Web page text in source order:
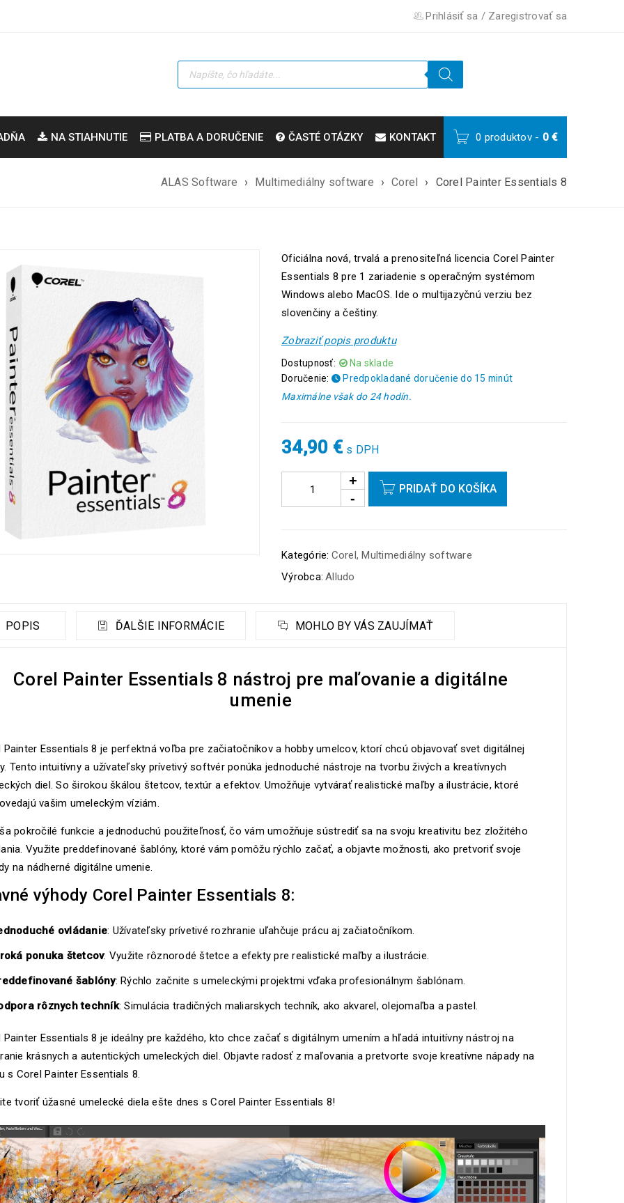
Prihlásiť sa / Zaregistrovať sa
NA STIAHNUTIE PLATBA A DORUČENIE ČASTÉ OTÁZKY KONTAKT 0 produktov - 0€
ALAS Software › Multimediálny software › Corel › Corel Painter Essentials 8
Oficiálna nová, trvalá a prenositeľná licencia Corel Painter
Essentials 8 pre 1 zariadenie s operačným systémom
Windows alebo MacOS. Ide o multijazyčnú verziu bez
slovenčiny a češtiny.
Zobraziť popis produktu
Dostupnosť:
Na sklade
Doručenie:
Predpokladané doručenie do 15 minút
Maximálne však do 24 hodín.
34,90 € s DPH
PRIDAŤ DO KOŠÍKA
Kategórie: Corel,Multimediálny software
Výrobca: Alludo
POPIS ĎALŠIE INFORMÁCIE MOHLO BY VÁS ZAUJÍMAŤ
Corel Painter Essentials 8 nástroj pre maľovanie a digitálne
umenie
Painter Essentials 8 je perfektná voľba pre začiatočníkov a hobby umelcov, ktorí chcú objavovať svet digitálnej
Tento intuitívny a užívateľsky prívetivý softvér ponúka jednoduché nástroje na tvorbu živých a kreatívnych
diel. So širokou škálou štetcov, textúr a efektov. Umožňuje vytvárať realistické maľby a ilustrácie, ktoré
vašim umeleckým víziám.
pokročilé funkcie a jednoduchú použiteľnosť, čo vám umožňuje sústrediť sa na svoju kreativitu bez zložitého
Využite preddefinované šablóny, ktoré vám pomôžu rýchlo začať, a objavte možnosti, ako pretvoriť svoje
na nádherné digitálne umenie.
výhody Corel Painter Essentials 8:
ovládanie: Užívateľsky prívetivé rozhranie uľahčuje prácu aj začiatočníkom.
ponuka štetcov: Využite rôznorodé štetce a efekty pre realistické maľby a ilustrácie.
šablóny: Rýchlo začnite s umeleckými projektmi vďaka profesionálnym šablónam.
rôznych techník: Simulácia tradičných maliarskych techník, ako akvarel, olejomaľba a pastel.
Painter Essentials 8 je ideálny pre každého, kto chce začať s digitálnym umením a hľadá intuitívny nástroj na
krásnych a autentických umeleckých diel. Objavte radosť z maľovania a pretvorte svoje kreatívne nápady na
s Corel Painter Essentials 8.
tvoriť úžasné umelecké diela ešte dnes s Corel Painter Essentials 8!